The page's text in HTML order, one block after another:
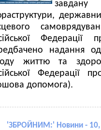
завдану
надання
життю та
Федерації
допомога).
'ЗБРОЙНИМ:' Новини - 10,